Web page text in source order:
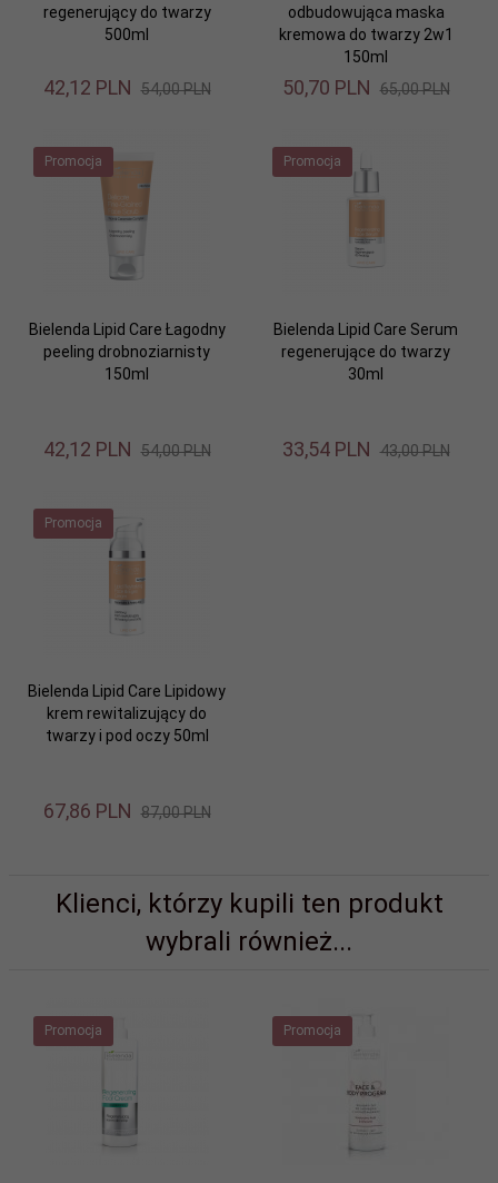
regenerujący do twarzy
500ml
42,12 PLN 54,00 PLN
odbudowująca maska
kremowa do twarzy 2w1
150ml
50,70 PLN 65,00 PLN
Promocja
Bielenda Lipid Care Łagodny
peeling drobnoziarnisty
150ml
42,12 PLN 54,00 PLN
Promocja
Bielenda Lipid Care Serum
regenerujące do twarzy
30ml
33,54 PLN 43,00 PLN
Promocja
Bielenda Lipid Care Lipidowy
krem rewitalizujący do
twarzy i pod oczy 50ml
67,86 PLN 87,00 PLN
Klienci, którzy kupili ten produkt
wybrali również...
Promocja Promocja